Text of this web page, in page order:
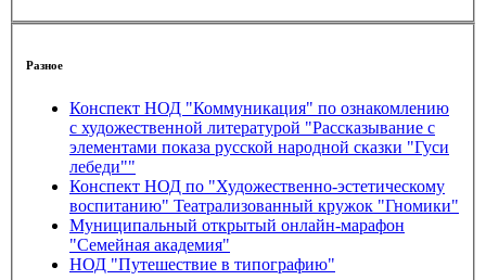
Разное
Конспект НОД "Коммуникация" по ознакомлению
с художественной литературой "Рассказывание с
элементами показа русской народной сказки "Гуси
лебеди""
Конспект НОД по "Художественно-эстетическому
воспитанию" Театрализованный кружок "Гномики"
Муниципальный открытый онлайн-марафон
"Семейная академия"
НОД "Путешествие в типографию"